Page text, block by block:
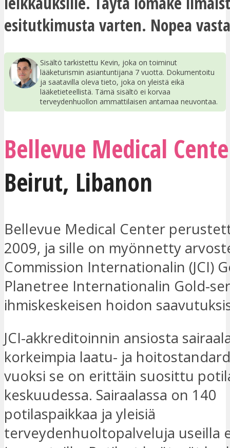
esitutkimusta varten. Nopea
Sisältö tarkistettu Kevin, joka on toiminut
lääketurismin asiantuntijana 7 vuotta. Dokumentoitu
ja saatavilla oleva tieto, joka on yleistä eikä
lääketieteellistä. Tämä sisältö ei korvaa
terveydenhuollon ammattilaisen antamaa neuvontaa.
Bellevue Medical
Beirut, Libanon
Bellevue Medical Center
2009, ja sille on myönnetty
Commission Internationalin (JCI)
Planetree Internationalin Gold-
ihmiskeskeisen hoidon
JCI-akkreditoinnin ansiosta
korkeimpia laatu- ja
vuoksi se on erittäin suosittu
keskuudessa. Sairaalassa on 140
potilaspaikkaa ja yleisiä
terveydenhuoltopalveluja useilla